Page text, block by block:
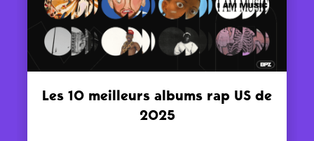
Les 10 meilleurs albums rap US de
2025